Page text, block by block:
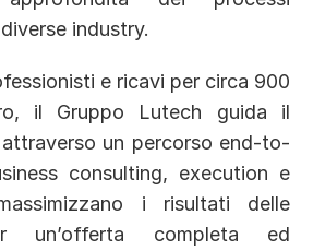
industry.
e ricavi per circa 900
il Gruppo Lutech guida il
un percorso end-to-
consulting, execution e
i risultati delle
un’offerta completa ed